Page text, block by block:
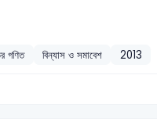
গণিত বিন্যাস ও সমাবেশ 2013